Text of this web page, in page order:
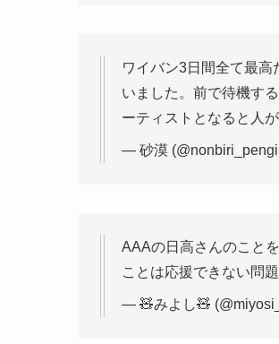
ワイバン3日間全て最
いました。前で待機す
ーティストとなると人
— 砂漠
AAAの日高さんのこと
ことは応援できない問題
— 🧸みよし🧸